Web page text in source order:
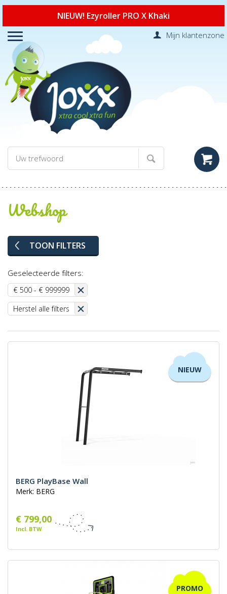
NIEUW! Ezyroller PRO X Khaki
Mijn klantenzone
Webshop
TOON FILTERS
Geselecteerde filters:
€ 500 - € 999999
Herstel alle filters
NIEUW
BERG PlayBase Wall
Merk: BERG
€ 799,00
Incl. BTW
PROMO